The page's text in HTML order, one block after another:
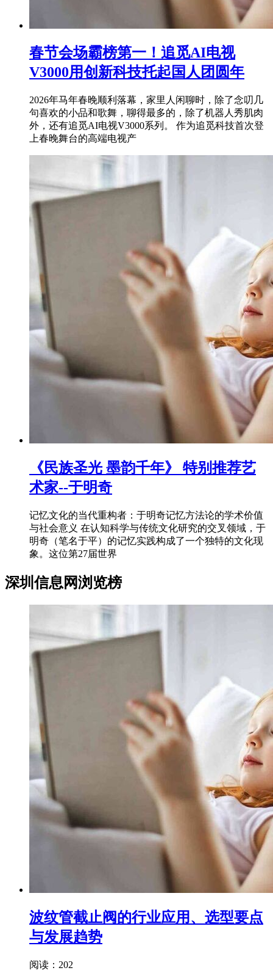
春节会场霸榜第一！追觅AI电视
V3000用创新科技托起国人团圆年
2026年马年春晚顺利落幕，家里人闲聊时，除了念叨几
句喜欢的小品和歌舞，聊得最多的，除了机器人秀肌肉
外，还有追觅AI电视V3000系列。 作为追觅科技首次登
上春晚舞台的高端电视产
《民族圣光 墨韵千年》 特别推荐艺
术家--于明奇
记忆文化的当代重构者：于明奇记忆方法论的学术价值
与社会意义 在认知科学与传统文化研究的交叉领域，于
明奇（笔名于平）的记忆实践构成了一个独特的文化现
象。这位第27届世界
深圳信息网浏览榜
波纹管截止阀的行业应用、选型要点
与发展趋势
阅读：202